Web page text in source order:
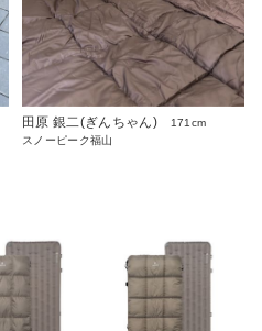
田原 銀二(ぎんちゃん)
171cm
スノーピーク福山